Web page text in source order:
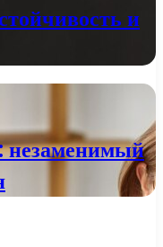
и
незаменимый